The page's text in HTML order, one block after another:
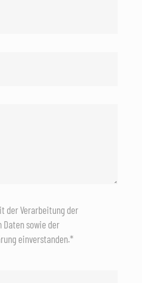
der Verarbeitung der
Daten sowie der
einverstanden.*